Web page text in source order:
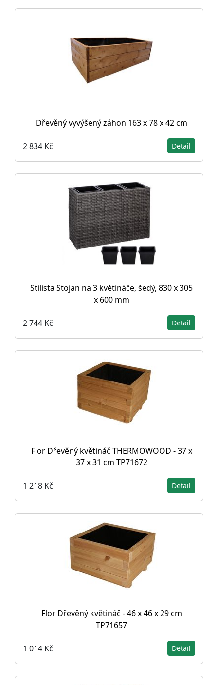
Dřevěný vyvýšený záhon 163 x 78 x 42 cm
2 834 Kč Detail
Stilista Stojan na 3 květináče, šedý, 830 x 305
x 600 mm
2 744 Kč Detail
Flor Dřevěný květináč THERMOWOOD - 37 x
37 x 31 cm TP71672
1 218 Kč Detail
Flor Dřevěný květináč - 46 x 46 x 29 cm
TP71657
1 014 Kč Detail